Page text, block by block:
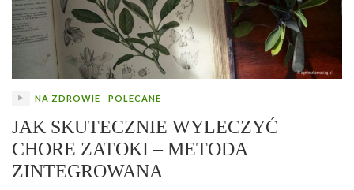
NA ZDROWIE POLECANE
JAK SKUTECZNIE WYLECZYĆ
CHORE ZATOKI – METODA
ZINTEGROWANA